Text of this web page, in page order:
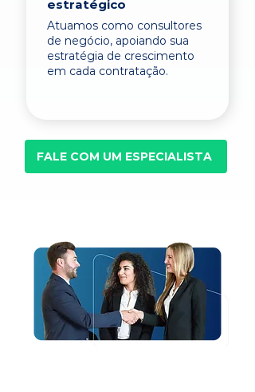
estratégico
Atuamos como consultores
de negócio, apoiando sua
estratégia de crescimento
em cada contratação.
FALE COM UM ESPECIALISTA